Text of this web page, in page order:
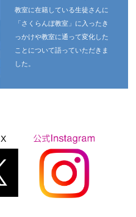
教室に在籍している生徒さんに
「さくらんぼ教室」に入ったき
っかけや教室に通って変化した
ことについて語っていただきま
した。